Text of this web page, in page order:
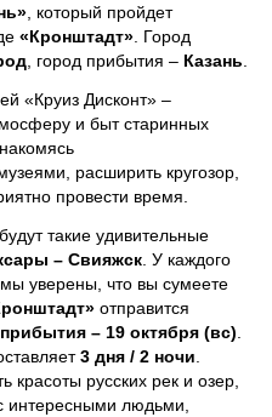
, который пройдет
«Кронштадт» . Город
, город прибытия – Казань
«Круиз Дисконт» –
и быт старинных
расширить кругозор,
провести время.
такие удивительные
– Свияжск . У каждого
уверены, что вы сумеете
отправится
– 19 октября (вс)
3 дня / 2 ночи
красоты русских рек и озер,
интересными людьми,